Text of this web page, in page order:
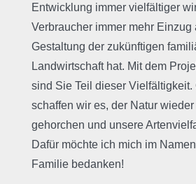
Entwicklung immer vielfältiger
Verbraucher immer mehr Einzug
Gestaltung der zukünftigen
Landwirtschaft hat. Mit dem
sind Sie Teil dieser Vielfältigkeit.
schaffen wir es, der Natur wieder
gehorchen und unsere
Dafür möchte ich mich im
Familie bedanken!